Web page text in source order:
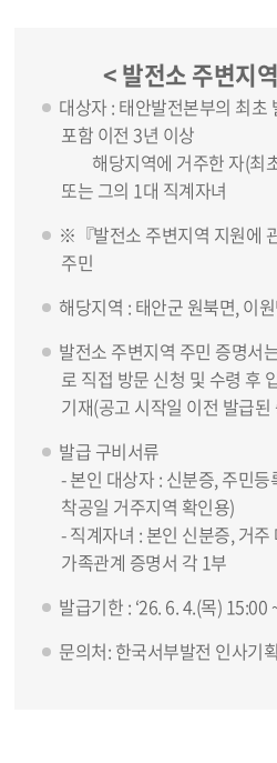
< 발전소 주변지
대상자 : 태안발전본부의 최초
포함 이전 3년 이상
해당지역에 거주한 자(최
또는 그의 1대 직계자녀
※『발전소 주변지역 지원에
주민
해당지역 : 태안군 원북면, 이
발전소 주변지역 주민 증명서
로 직접 방문 신청 및 수령 후
기재(공고 시작일 이전 발급
발급 구비서류
- 본인 대상자 : 신분증, 주민
착공일 거주지역 확인용)
- 직계자녀 : 본인 신분증, 거
가족관계 증명서 각 1부
발급기한 : ‘26. 6. 4.(목) 15:00
문의처: 한국서부발전 인사기